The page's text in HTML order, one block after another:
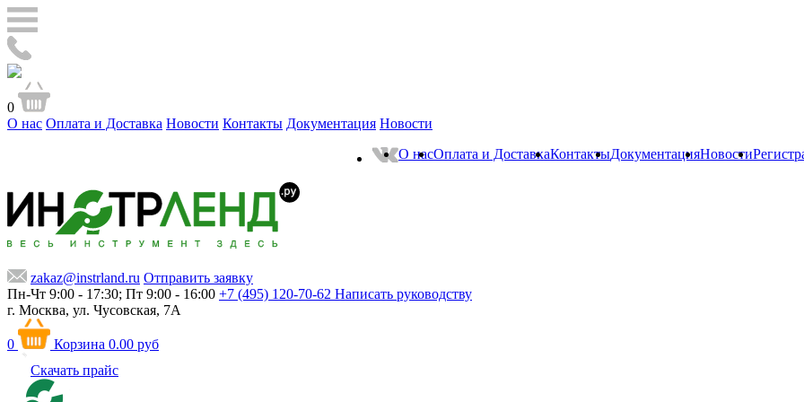
0
О нас Оплата и Доставка Новости Контакты Документация Новости
О насОплата и ДоставкаКонтактыДокументацияНовости
zakaz@instrland.ru Отправить заявку
Пн-Чт 9:00 - 17:30; Пт 9:00 - 16:00 +7 (495) 120-70-62 Написать руководству
г. Москва, ул. Чусовская, 7А
0 Корзина 0.00 руб
Скачать прайс